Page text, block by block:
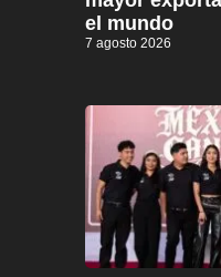
el mundo
7 agosto 2026